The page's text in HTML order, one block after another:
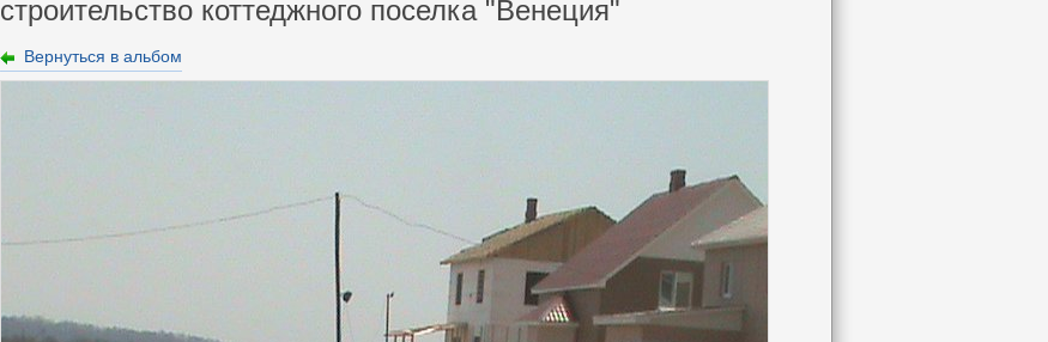
строительство коттеджного поселка "Венеция"
Вернуться в альбом